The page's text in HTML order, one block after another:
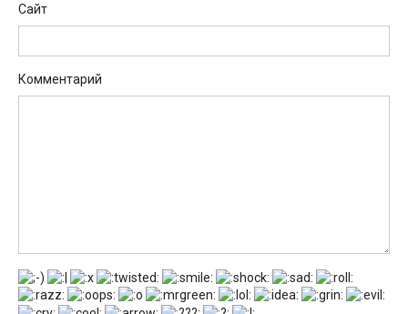
Сайт
Комментарий